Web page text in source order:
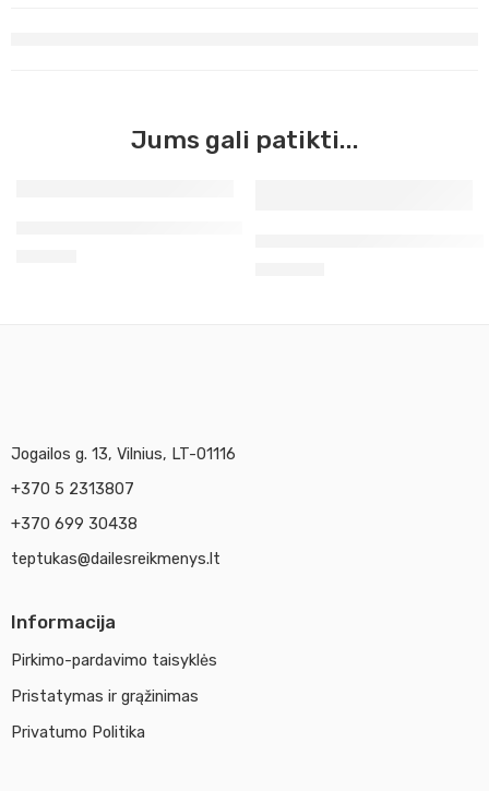
Jums gali patikti...
Jogailos g. 13, Vilnius, LT-01116
+370 5 2313807
+370 699 30438
teptukas@dailesreikmenys.lt
Informacija
Pirkimo-pardavimo taisyklės
Pristatymas ir grąžinimas
Privatumo Politika